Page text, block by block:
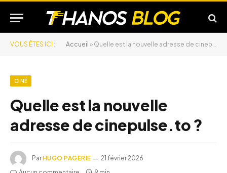
VOUS ÊTES ICI : Accueil » Quelle est la nouvelle adresse de cinepulse.to ?
CINÉ
Quelle est la nouvelle
adresse de cinepulse.to ?
ParHUGO PAGERIE
21 février 2026